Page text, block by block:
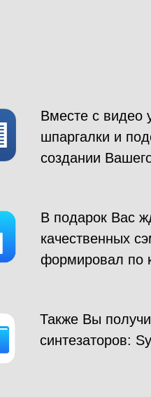
В подарок Вас
качественных
формировал по
Также Вы
синтезаторов:
Вместе с видео
шпаргалки и
создании